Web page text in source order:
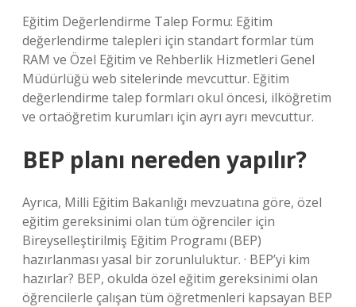
Eğitim Değerlendirme Talep Formu: Eğitim
değerlendirme talepleri için standart formlar tüm
RAM ve Özel Eğitim ve Rehberlik Hizmetleri Genel
Müdürlüğü web sitelerinde mevcuttur. Eğitim
değerlendirme talep formları okul öncesi, ilköğretim
ve ortaöğretim kurumları için ayrı ayrı mevcuttur.
BEP planı nereden yapılır?
Ayrıca, Milli Eğitim Bakanlığı mevzuatına göre, özel
eğitim gereksinimi olan tüm öğrenciler için
Bireyselleştirilmiş Eğitim Programı (BEP)
hazırlanması yasal bir zorunluluktur. · BEP’yi kim
hazırlar? BEP, okulda özel eğitim gereksinimi olan
öğrencilerle çalışan tüm öğretmenleri kapsayan BEP